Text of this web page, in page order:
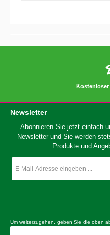
Kostenloser
Newsletter
Abonnieren Sie jetzt einfach
Newsletter und Sie werden
Produkte und
Mail-
*
Um weiterzugehen, geben Sie die oben